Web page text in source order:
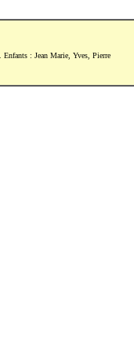
. Enfants : Jean Marie, Yves, Pierre